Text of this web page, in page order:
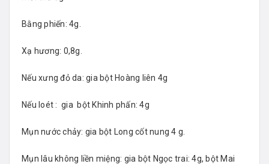
Bằng phiến: 4g.
Xạ hương: 0,8g.
Nếu xưng đỏ da: gia bột Hoàng liên 4g
Nếu loét : gia bột Khinh phấn: 4g
Mụn nước chảy: gia bột Long cốt nung 4 g.
Mụn lâu không liền miệng: gia bột Ngọc trai: 4g, bột Mai